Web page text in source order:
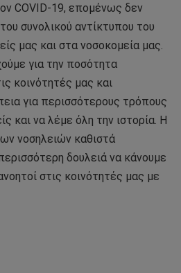
COVID-19, επομένως δεν
συνολικού αντίκτυπου του
μας και στα νοσοκομεία μας.
για την ποσότητα
κοινότητές μας και
για περισσότερους τρόπους
και να λέμε όλη την ιστορία. Η
νοσηλειών καθιστά
δουλειά να κάνουμε
στις κοινότητές μας με